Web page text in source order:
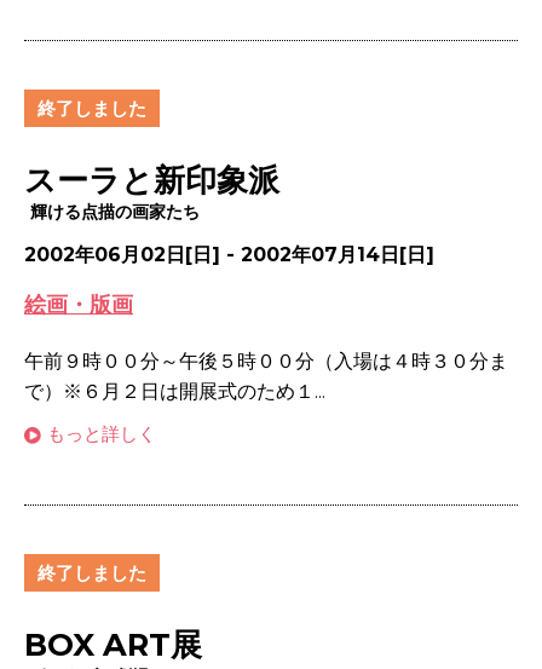
終了しました
スーラと新印象派
輝ける点描の画家たち
2002年06月02日[日] - 2002年07月14日[日]
絵画・版画
午前９時００分～午後５時００分（入場は４時３０分ま
で）※６月２日は開展式のため１...
もっと詳しく
終了しました
BOX ART展